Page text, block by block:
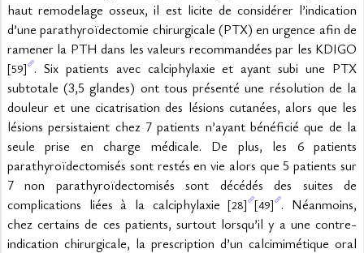
haut remodelage osseux, il est licite de considérer l’indication
d’une parathyroïdectomie chirurgicale (PTX) en urgence afin de
[59] . Six patients avec calciphylaxie et ayant subi une PTX
subtotale (3,5 glandes) ont tous présenté une résolution de la
douleur et une cicatrisation des lésions cutanées, alors que les
lésions persistaient chez 7 patients n’ayant bénéficié que de la
seule prise en charge médicale. De plus, les 6 patients
parathyroïdectomisés sont restés en vie alors que 5 patients sur
7 non parathyroïdectomisés sont décédés des suites de
complications liées à la calciphylaxie [28] [49] . Néanmoins,
chez certains de ces patients, surtout lorsqu’il y a une contre-
indication chirurgicale, la prescription d’un calcimimétique oral